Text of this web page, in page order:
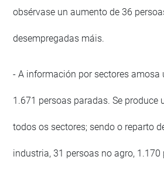
obsérvase un aumento de 36
desempregadas máis.
- A información por sectores
1.671 persoas paradas. Se produce
todos os sectores; sendo o reparto
industria, 31 persoas no agro,